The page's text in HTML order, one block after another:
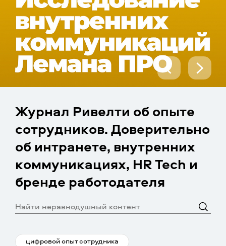
Журнал Ривелти об опыте
сотрудников. Доверительно
об интранете, внутренних
коммуникациях, HR Tech и
бренде работодателя
цифровой опыт сотрудника